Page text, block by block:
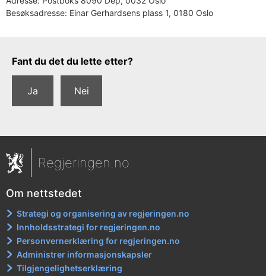
Besøksadresse: Einar Gerhardsens plass 1, 0180 Oslo
Tilbakemeldingsskjema
Fant du det du lette etter?
Ja Nei
Regjeringen.no
Om nettstedet
Strategi og organisering av regjeringen.no
Innholdsstrategi for regjeringen.no
Personvernerklæring for regjeringen.no
Administrer informasjonskapsler
Tilgjengelighetserklæring